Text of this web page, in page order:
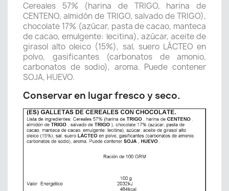
Cereales 57% (harina de TRIGO, harina de
CENTENO, almidón de TRIGO, salvado de TRIGO),
chocolate 17% (azúcar, pasta de cacao, manteca
de cacao, emulgente: lecitina), azúcar, aceite de
girasol alto oleico (15%), sal, suero LÁCTEO en
polvo, gasificantes (carbonatos de amonio,
carbonatos de sodio), aroma. Puede contener
SOJA, HUEVO.
Conservar en lugar fresco y seco.